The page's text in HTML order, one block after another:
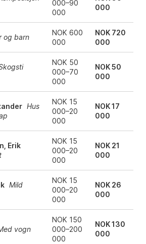
000–90
000
000
og barn
NOK 600
000
NOK 720
000
NOK 50
000–70
000
NOK 50
000
Hus
NOK 15
000–20
000
NOK 17
000
Erik
NOK 15
000–20
000
NOK 21
000
Mild
NOK 15
000–20
000
NOK 26
000
vogn
NOK 150
000–200
000
NOK 130
000